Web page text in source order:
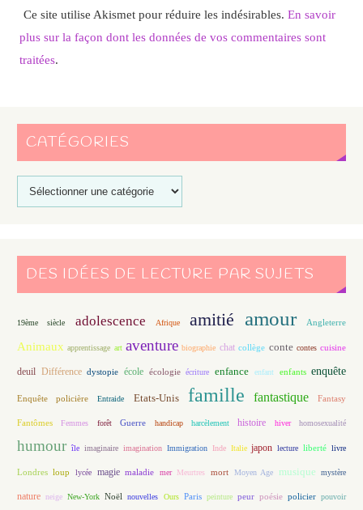
Ce site utilise Akismet pour réduire les indésirables. En savoir
plus sur la façon dont les données de vos commentaires sont
traitées.
CATÉGORIES
DES IDÉES DE LECTURE PAR SUJETS
19ème siècle adolescence Afrique amitié amour Angleterre
Animaux apprentissage art aventure biographie chat collège conte contes cuisine
deuil Différence dystopie école écologie écriture enfance enfant enfants enquête
Enquête policière Entraide Etats-Unis famille fantastique Fantasy
Fantômes Femmes forêt Guerre handicap harcèlement histoire hiver homosexualité
humour île imaginaire imagination Immigration Inde Italie japon lecture liberté livre
Londres loup lycée magie maladie mer Meurtres mort Moyen Age musique mystère
nature neige New-York Noël nouvelles Ours Paris peinture peur poésie policier pouvoir